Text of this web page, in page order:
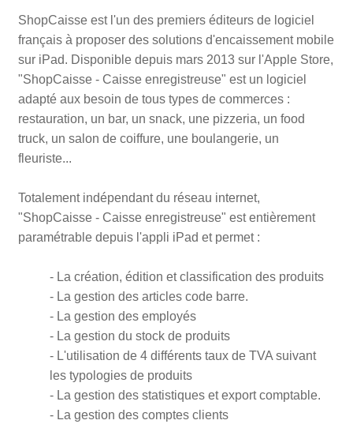
ShopCaisse est l'un des premiers éditeurs de logiciel
français à proposer des solutions d'encaissement mobile
sur iPad. Disponible depuis mars 2013 sur l'Apple Store,
"ShopCaisse - Caisse enregistreuse" est un logiciel
adapté aux besoin de tous types de commerces :
restauration, un bar, un snack, une pizzeria, un food
truck, un salon de coiffure, une boulangerie, un
fleuriste...
Totalement indépendant du réseau internet,
"ShopCaisse - Caisse enregistreuse" est entièrement
paramétrable depuis l'appli iPad et permet :
- La création, édition et classification des produits
- La gestion des articles code barre.
- La gestion des employés
- La gestion du stock de produits
- L'utilisation de 4 différents taux de TVA suivant
les typologies de produits
- La gestion des statistiques et export comptable.
- La gestion des comptes clients